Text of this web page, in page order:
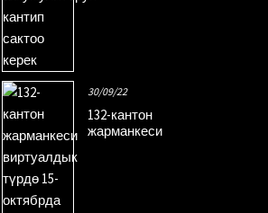
30/09/22
132-кантон
жарманкеси